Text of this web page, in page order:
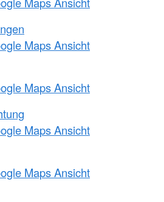
Maps Ansicht
Maps Ansicht
Maps Ansicht
Maps Ansicht